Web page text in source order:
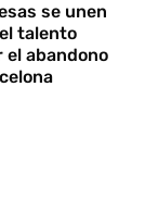
se unen
talento
el abandono